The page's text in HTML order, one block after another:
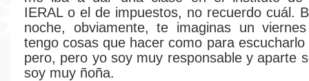
IERAL o el de impuestos, no recuerdo cuál.
noche, obviamente, te imaginas un
tengo cosas que hacer como para
pero, pero yo soy muy responsable y aparte
soy muy ñoña.